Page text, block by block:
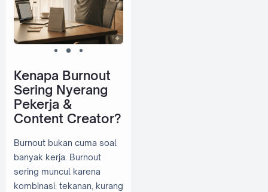
Kenapa Burnout
Sering Nyerang
Pekerja &
Content Creator?
Burnout bukan cuma soal
banyak kerja. Burnout
sering muncul karena
kombinasi: tekanan, kurang